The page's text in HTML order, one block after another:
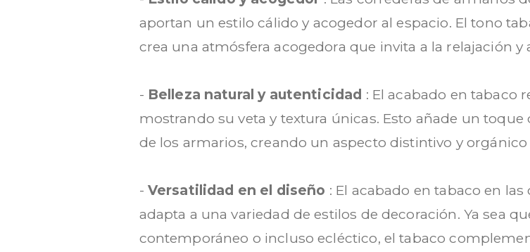
aportan un estilo cálido y acogedor al espacio. El tono
crea una atmósfera acogedora que invita a la relajación y
- Belleza natural y autenticidad : El acabado en tabaco
mostrando su veta y textura únicas. Esto añade un
de los armarios, creando un aspecto distintivo y
- Versatilidad en el diseño : El acabado en tabaco en
adapta a una variedad de estilos de decoración. Ya sea
contemporáneo o incluso ecléctico, el tabaco